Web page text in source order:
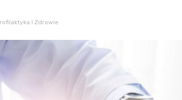
I Zdrowie